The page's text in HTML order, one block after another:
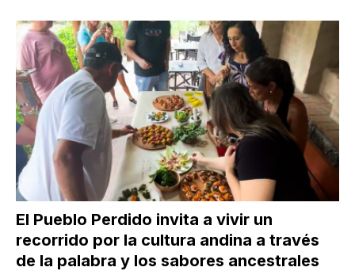
El Pueblo Perdido invita a vivir un
recorrido por la cultura andina a través
de la palabra y los sabores ancestrales